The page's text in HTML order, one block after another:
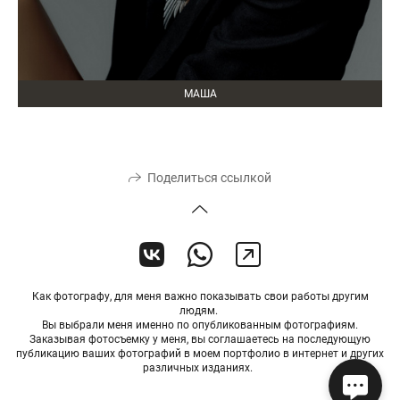
МАША
Поделиться ссылкой
Как фотографу, для меня важно показывать свои работы другим
людям.
Вы выбрали меня именно по опубликованным фотографиям.
Заказывая фотосъемку у меня, вы соглашаетесь на последующую
публикацию ваших фотографий в моем портфолио в интернет и других
различных изданиях.